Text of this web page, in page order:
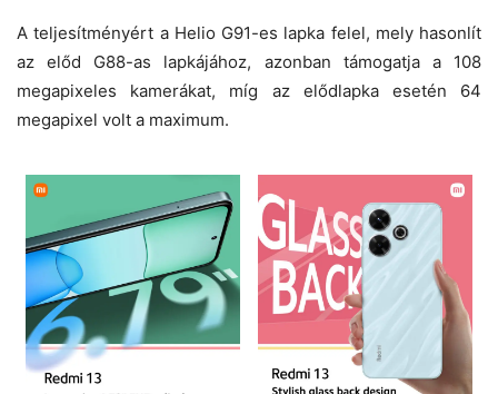
A teljesítményért a Helio G91-es lapka felel, mely hasonlít
az előd G88-as lapkájához, azonban támogatja a 108
megapixeles kamerákat, míg az elődlapka esetén 64
megapixel volt a maximum.